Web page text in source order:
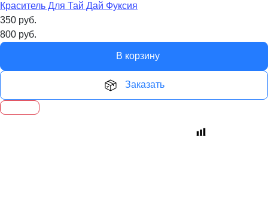
Краситель Для Тай Дай Фуксия
350 руб.
800 руб.
В корзину
Заказать